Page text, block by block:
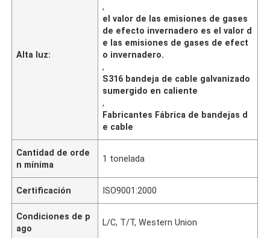
Alta luz:
,
el valor de las emisiones de gases
de efecto invernadero es el valor d
e las emisiones de gases de efect
o invernadero.
,
S316 bandeja de cable galvanizado
sumergido en caliente
,
Fabricantes Fábrica de bandejas d
e cable
Cantidad de orde
n mínima
1 tonelada
Certificación ISO9001:2000
Condiciones de p
ago
L/C, T/T, Western Union